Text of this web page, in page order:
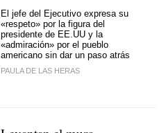
El jefe del Ejecutivo expresa su
«respeto» por la figura del
presidente de EE.UU y la
«admiración» por el pueblo
americano sin dar un paso atrás
PAULA DE LAS HERAS